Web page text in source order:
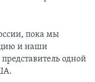
пока мы
и наши
одной